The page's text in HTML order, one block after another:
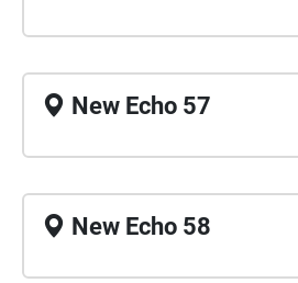
New Echo 57
New Echo 58